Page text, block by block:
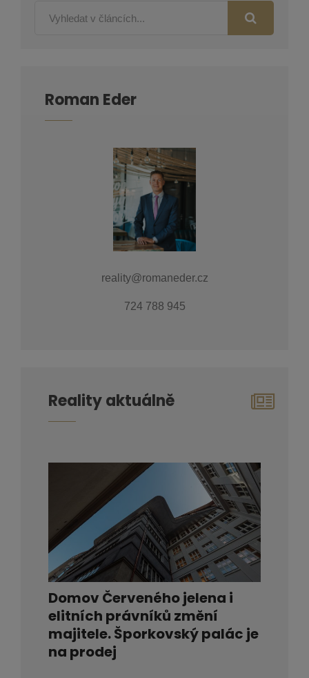
Roman Eder
reality@romaneder.cz
724 788 945
Reality aktuálně
Domov Červeného jelena i
elitních právníků změní
majitele. Šporkovský palác je
na prodej